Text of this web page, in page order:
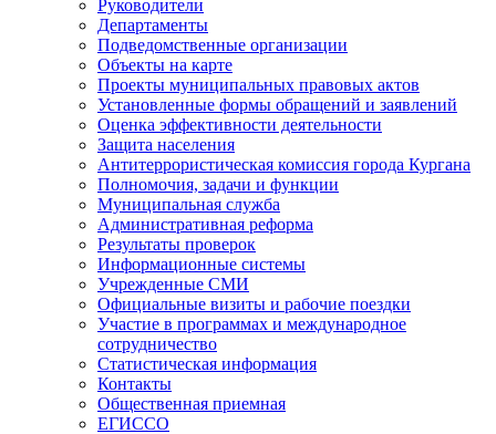
Руководители
Департаменты
Подведомственные организации
Объекты на карте
Проекты муниципальных правовых актов
Установленные формы обращений и заявлений
Оценка эффективности деятельности
Защита населения
Антитеррористическая комиссия города Кургана
Полномочия, задачи и функции
Муниципальная служба
Административная реформа
Результаты проверок
Информационные системы
Учрежденные СМИ
Официальные визиты и рабочие поездки
Участие в программах и международное
сотрудничество
Статистическая информация
Контакты
Общественная приемная
ЕГИССО